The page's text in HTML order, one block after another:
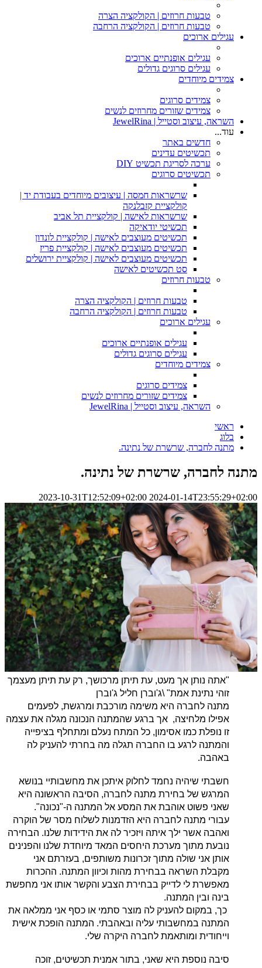
טבעות חרוזים | הקולקציה הצרה
טבעות חרוזים | הקולקציה הרחבה
עגילים ארוכים
עגילים אופנתיים ארוכים
עגילים סרוגים גדולים
צמידים מיוחדים
צמידים סרוגים
צמידים שזורים מחרוזים לנשים
השראה, עיצוב וסטייל | JewelRina
עוד...
חדשים באתר
תכשיטים עדינים
ערכה לסריגת תכשיט DIY
תכשיטים סרוגים
שרשראות חמסה | עיצובים מיוחדים בעבודת יד |
קולקציית קזבלנקה
שרשראות לאישה | קולקציית תל אביב
תכשיטי יודאיקה
תכשיטים מעוצבים לאישה | קולקציית לונדון
תכשיטים מעוצבים לאישה | קולקציית פריז
תכשיטים מעוצבים לאישה | קולקציית ירושלים
סט תכשיטים לאישה
טבעות חרוזים
טבעות חרוזים | הקולקציה הצרה
טבעות חרוזים | הקולקציה הרחבה
עגילים ארוכים
עגילים אופנתיים ארוכים
עגילים סרוגים גדולים
צמידים מיוחדים
צמידים סרוגים
צמידים שזורים מחרוזים לנשים
השראה, עיצוב וסטייל | JewelRina
ראשי
בלוג
מתנה לחברה, שרשרת של נתינה.
מתנה לחברה, שרשרת של נתינה.
2023-10-31T12:52:09+02:00 2024-01-14T23:55:29+02:00
"אתה נותן אך מעט, עת תיתן מרכושך, רק עת תיתן מעצמך
זוהי נתינת אמת" \ג'וברן חליל ג'וברן
מתנה לחברה היא משימה מורכבת ומרגשת, לפעמים
אפילו מלחיצה, אך ברגע שהמתנה הנכונה מגלה את עצמה
זו נופלת כמו אסימון, כל המתח נעלם ומתחלף בציפייה
והמתנה לרגע בו החברה תגלה מה בחרתי להעניק לה
באהבה.
חשבתי שיהיה נחמד לחלוק איתכן את מחשבותיי בנושא
המרגש של בחירת מתנה לחברה, הסיבה הראשונה היא
שאני פשוט אוהבת את המסע אל המתנה ה-"נכונה".
עבורי מתנה לחברה היא הזדמנות לשלוח מסר של הוקרה
ואהבה אשר ילך איתה ויזכיר לה את הידידות שלנו. הבחירה
נובעת מתוך מערכת היחסים המאד מיוחדת שלנו והפנינים
אותן אני שולה מתוך זכרונות משותפים, בעזרתם אני
מקבלת השראה בבחירת מהות וכיוון המתנה. ההכרות
מאפשרת לי לדייק בבחירת הצבע והקשר אותו אני מחפשת
בינה ובין המתנה.
כך, במקום להעניק לה מוצר סתמי או כסף אני ממלאה את
המתנה במחשבותי עליה ובאהבתי. המתנה הופכת אישית
וייחודית ומותאמת לחברה היקרה שלי.
סיבה נוספת היא שאני, בתור אמנית תכשיטים, זוכה